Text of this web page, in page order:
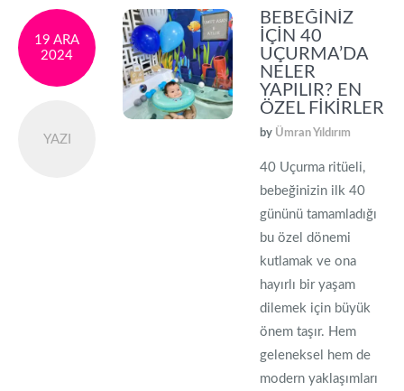
19 ARA
2024
YAZI
BEBEĞINIZ
İÇIN 40
UÇURMA’DA
NELER
YAPILIR? EN
ÖZEL FIKIRLER
by Ümran Yıldırım
40 Uçurma ritüeli,
bebeğinizin ilk 40
gününü tamamladığı
bu özel dönemi
kutlamak ve ona
hayırlı bir yaşam
dilemek için büyük
önem taşır. Hem
geleneksel hem de
modern yaklaşımları